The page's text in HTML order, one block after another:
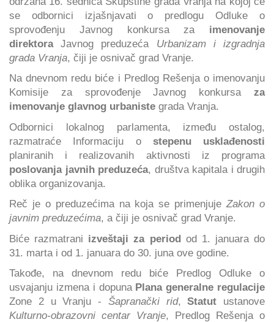
se odbornici izjašnjavati o predlogu Odluke o
sprovođenju Javnog konkursa za imenovanje
direktoraJavnog preduzeća Urbanizam i izgradnja
grada Vranja, čiji je osnivač grad Vranje.
Na dnevnom redu biće i Predlog Rešenja o imenovanju
Komisije za sprovođenje Javnog konkursa za
imenovanje glavnog urbaniste grada Vranja.
Odbornici lokalnog parlamenta, između ostalog,
razmatraće Informaciju ostepenu usklađenosti
planiranih i realizovanih aktivnosti iz programa
poslovanja javnih preduzeća, društva kapitala i drugih
oblika organizovanja.
Reč je o preduzećima na koja se primenjujeZakon o
javnim preduzećima, a čiji je osnivač grad Vranje.
Biće razmatrani izveštaji za periodod 1. januara do
31. marta i od 1. januara do 30. juna ove godine.
Takođe, na dnevnom redu biće Predlog Odluke o
usvajanju izmena i dopunaPlana generalne regulacije
Zone 2 u Vranju - Šapranački rid,Statut ustanove
Kulturno-obrazovni centar Vranje, Predlog Rešenja o